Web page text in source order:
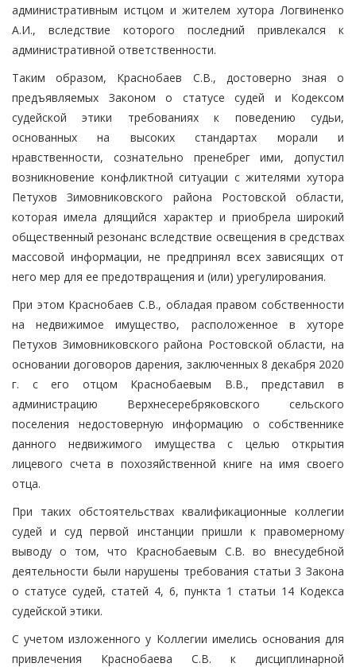
административным истцом и жителем хутора Логвиненко
А.И., вследствие которого последний привлекался к
административной ответственности.
Таким образом, Краснобаев С.В., достоверно зная о
предъявляемых Законом о статусе судей и Кодексом
судейской этики требованиях к поведению судьи,
основанных на высоких стандартах морали и
нравственности, сознательно пренебрег ими, допустил
возникновение конфликтной ситуации с жителями хутора
Петухов Зимовниковского района Ростовской области,
которая имела длящийся характер и приобрела широкий
общественный резонанс вследствие освещения в средствах
массовой информации, не предпринял всех зависящих от
него мер для ее предотвращения и (или) урегулирования.
При этом Краснобаев С.В., обладая правом собственности
на недвижимое имущество, расположенное в хуторе
Петухов Зимовниковского района Ростовской области, на
основании договоров дарения, заключенных 8 декабря 2020
г. с его отцом Краснобаевым В.В., представил в
администрацию Верхнесеребряковского сельского
поселения недостоверную информацию о собственнике
данного недвижимого имущества с целью открытия
лицевого счета в похозяйственной книге на имя своего
отца.
При таких обстоятельствах квалификационные коллегии
судей и суд первой инстанции пришли к правомерному
выводу о том, что Краснобаевым С.В. во внесудебной
деятельности были нарушены требования статьи 3 Закона
о статусе судей, статей 4, 6, пункта 1 статьи 14 Кодекса
судейской этики.
С учетом изложенного у Коллегии имелись основания для
привлечения Краснобаева С.В. к дисциплинарной